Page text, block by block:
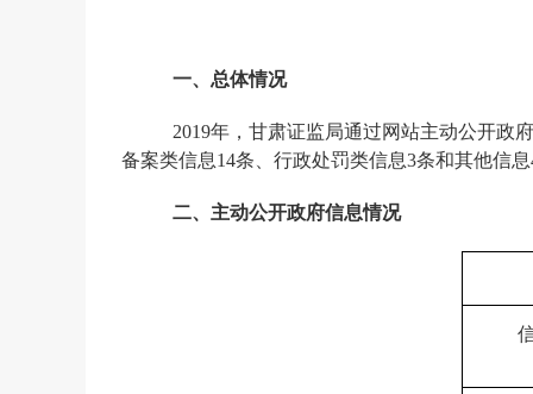
一、 总体情况
2019年， 甘肃证监局通过网站主动公开政
备案类信息14条、 行政处罚类信息3条和其他信
二、 主动公开政府信息情况